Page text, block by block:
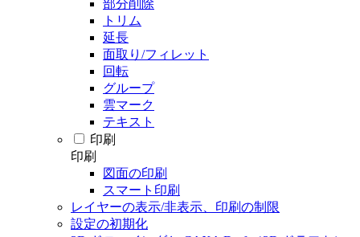
部分削除
トリム
延長
面取り/フィレット
回転
グループ
雲マーク
テキスト
印刷
印刷
図面の印刷
スマート印刷
レイヤーの表示/非表示、印刷の制限
設定の初期化